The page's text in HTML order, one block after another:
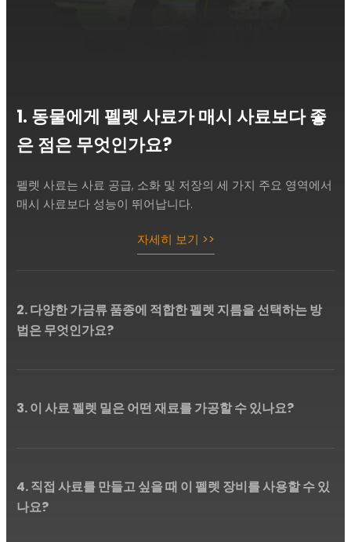
1. 동물에게 펠렛 사료가 매시 사료보다 좋
은 점은 무엇인가요?
펠렛 사료는 사료 공급, 소화 및 저장의 세 가지 주요 영역에서
매시 사료보다 성능이 뛰어납니다.
자세히 보기 >>
2. 다양한 가금류 품종에 적합한 펠렛 지름을 선택하는 방
법은 무엇인가요?
3. 이 사료 펠렛 밀은 어떤 재료를 가공할 수 있나요?
4. 직접 사료를 만들고 싶을 때 이 펠렛 장비를 사용할 수 있
나요?